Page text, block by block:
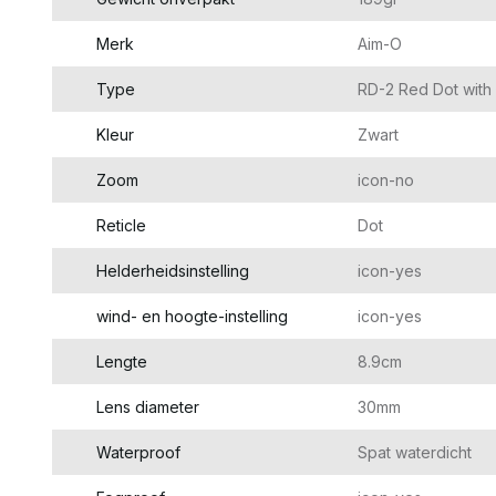
Merk Aim-O
Type RD-2 Red Dot with
Kleur Zwart
Zoom icon-no
Reticle Dot
Helderheidsinstelling icon-yes
wind- en hoogte-instelling icon-yes
Lengte 8.9cm
Lens diameter 30mm
Waterproof Spat waterdicht